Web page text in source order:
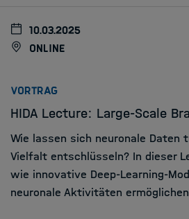
10.03.2025
online
VORTRAG:
HIDA Lecture: Large-Scale
Wie lassen sich neuronale Daten
Vielfalt entschlüsseln? In dieser
wie innovative Deep-Learning-
neuronale Aktivitäten